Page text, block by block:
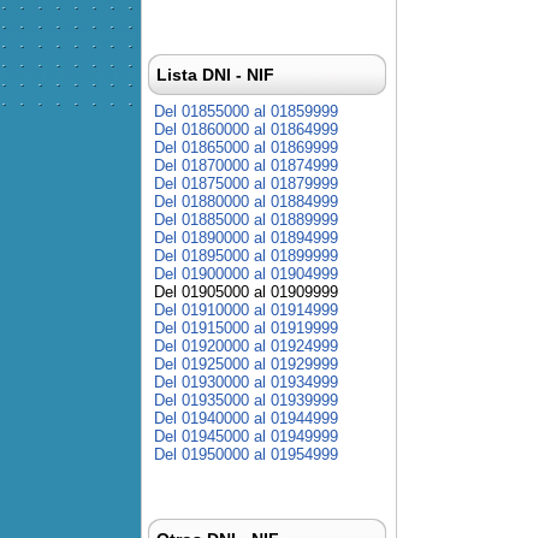
Lista DNI - NIF
Del 01855000 al 01859999
Del 01860000 al 01864999
Del 01865000 al 01869999
Del 01870000 al 01874999
Del 01875000 al 01879999
Del 01880000 al 01884999
Del 01885000 al 01889999
Del 01890000 al 01894999
Del 01895000 al 01899999
Del 01900000 al 01904999
Del 01905000 al 01909999
Del 01910000 al 01914999
Del 01915000 al 01919999
Del 01920000 al 01924999
Del 01925000 al 01929999
Del 01930000 al 01934999
Del 01935000 al 01939999
Del 01940000 al 01944999
Del 01945000 al 01949999
Del 01950000 al 01954999